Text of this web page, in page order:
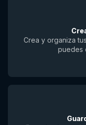
Crea y organiza
puedes